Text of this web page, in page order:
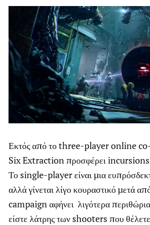
Εκτός από το three-player online
Six Extraction προσφέρει incursions
Το single-player είναι μια
αλλά γίνεται λίγο κουραστικό μετά
campaign αφήνει λιγότερα
είστε λάτρης των shooters που